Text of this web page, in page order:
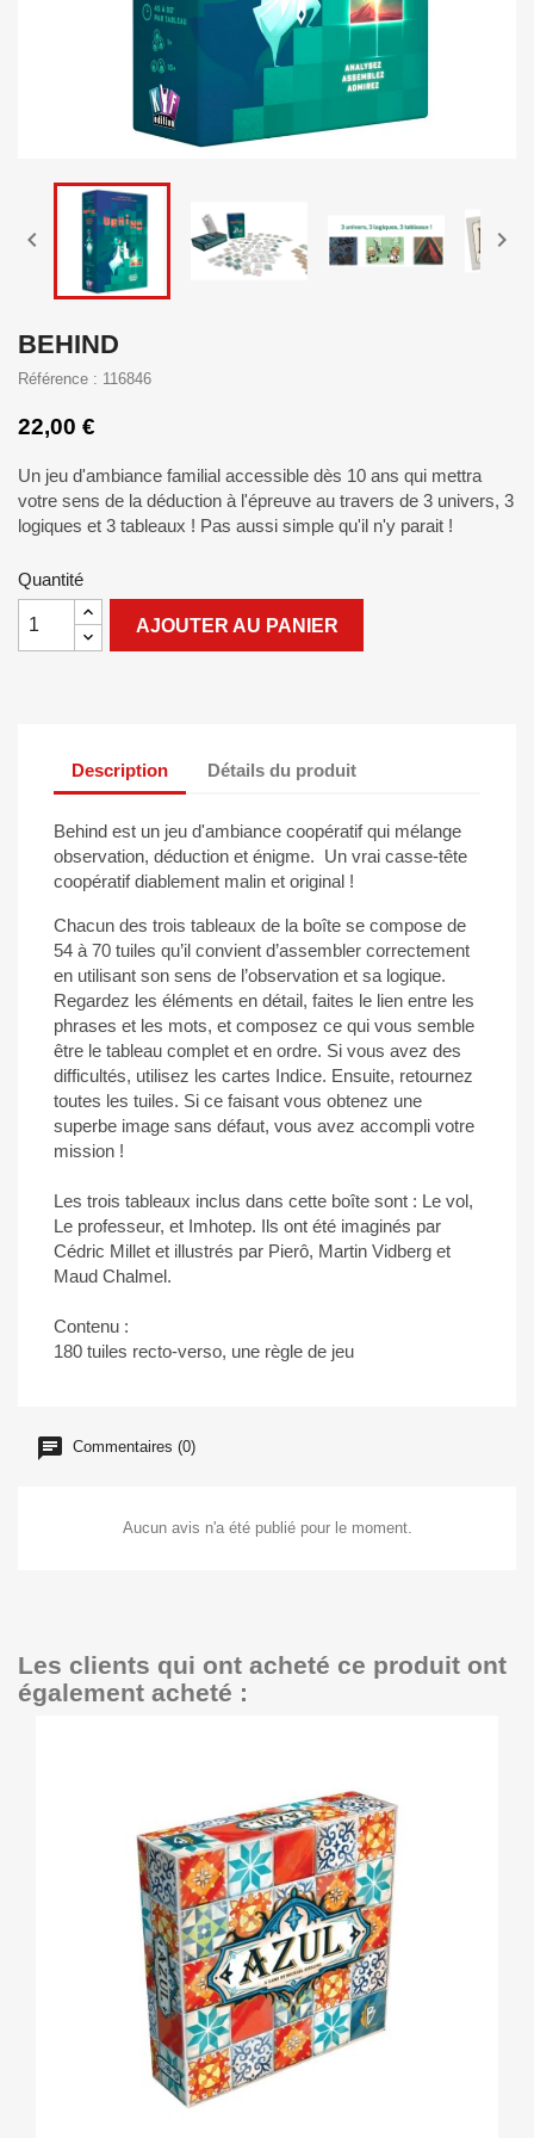
 
BEHIND
Référence : 116846
22,00 €
Un jeu d'ambiance familial accessible dès 10 ans qui mettra
votre sens de la déduction à l'épreuve au travers de 3 univers, 3
logiques et 3 tableaux ! Pas aussi simple qu'il n'y parait !
Quantité
AJOUTER AU PANIER
Description Détails du produit
Behind est un jeu d'ambiance coopératif qui mélange
observation, déduction et énigme. Un vrai casse-tête
coopératif diablement malin et original !
Chacun des trois tableaux de la boîte se compose de
54 à 70 tuiles qu’il convient d’assembler correctement
en utilisant son sens de l’observation et sa logique.
Regardez les éléments en détail, faites le lien entre les
phrases et les mots, et composez ce qui vous semble
être le tableau complet et en ordre. Si vous avez des
difficultés, utilisez les cartes Indice. Ensuite, retournez
toutes les tuiles. Si ce faisant vous obtenez une
superbe image sans défaut, vous avez accompli votre
mission !
Les trois tableaux inclus dans cette boîte sont : Le vol,
Le professeur, et Imhotep. Ils ont été imaginés par
Cédric Millet et illustrés par Pierô, Martin Vidberg et
Maud Chalmel.
Contenu :
180 tuiles recto-verso, une règle de jeu
Commentaires (0)
Aucun avis n'a été publié pour le moment.
Les clients qui ont acheté ce produit ont
également acheté :